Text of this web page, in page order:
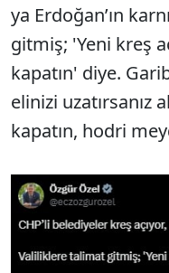
ya Erdoğan’ın
gitmiş; 'Yeni kreş
kapatın' diye.
elinizi uzatırsanız
kapatın, hodri